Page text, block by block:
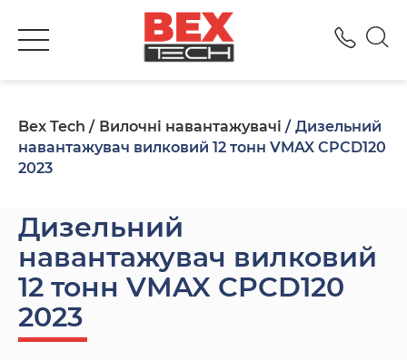
Bex Tech Вилочні навантажувачі
Дизельний
навантажувач вилковий 12 тонн VMAX CPCD120
2023
Дизельний
навантажувач вилковий
12 тонн VMAX CPCD120
2023